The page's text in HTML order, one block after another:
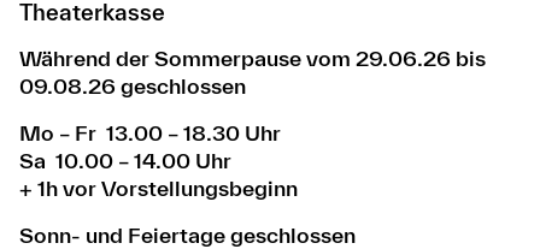
Theaterkasse
Während der Sommerpause vom 29.06.26 bis
09.08.26 geschlossen
Mo – Fr 13.00 – 18.30 Uhr
Sa 10.00 – 14.00 Uhr
+ 1h vor Vorstellungsbeginn
Sonn- und Feiertage geschlossen